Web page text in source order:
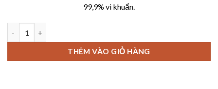
99,9% vi khuẩn.
THÊM VÀO GIỎ HÀNG